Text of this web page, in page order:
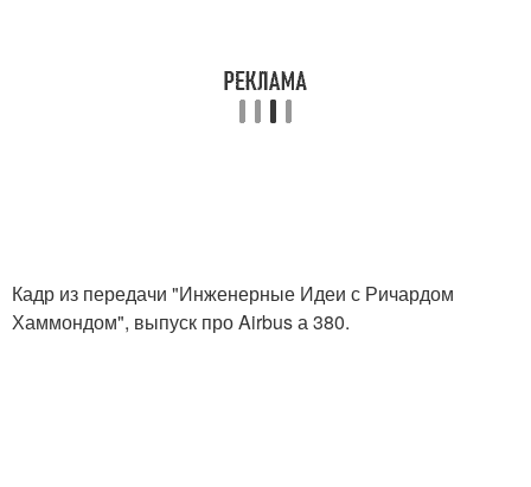
Кадр из передачи "Инженерные Идеи с Ричардом
Хаммондом", выпуск про Airbus а 380.